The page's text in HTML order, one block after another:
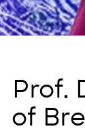
Prof.
of